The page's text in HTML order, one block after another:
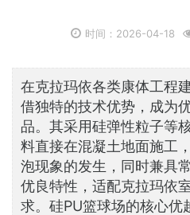
时间：2026-04-18
在克拉玛依各类康体工程
借独特的技术优势，成为
品。其采用硅弹性粒子等
料直接在混凝土地面施工
泡现象的发生，同时兼具
优良特性，适配克拉玛依
求。硅PU篮球场的核心优